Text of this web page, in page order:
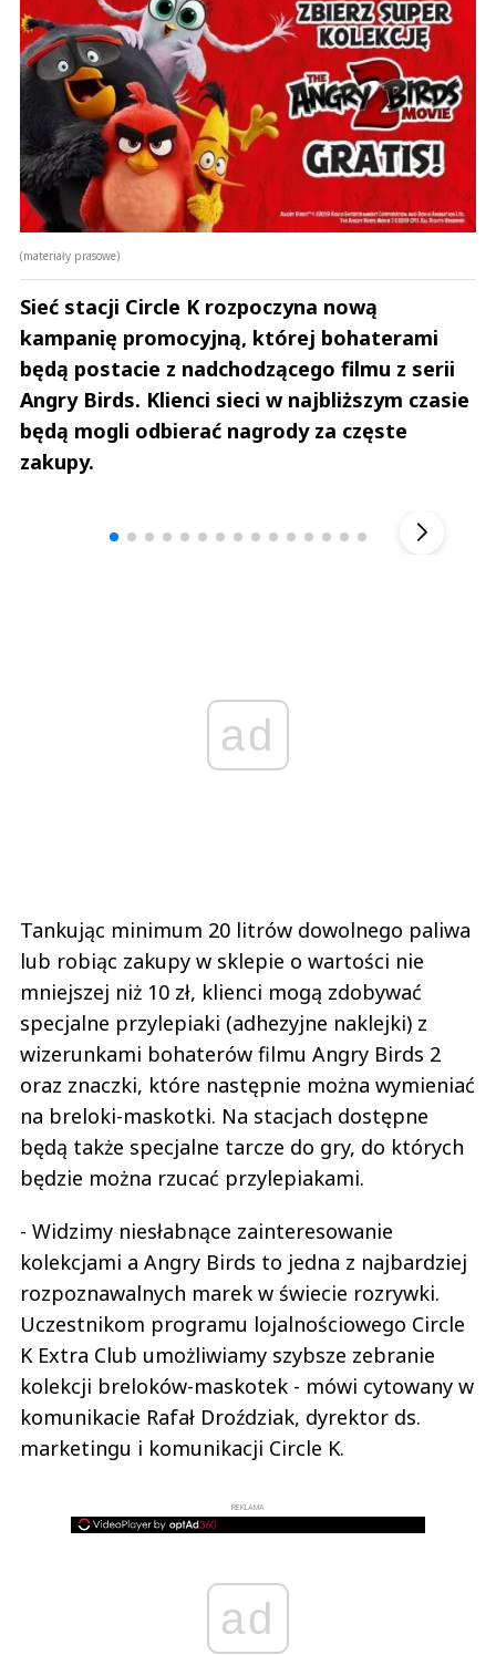
(materiały prasowe)
Sieć stacji Circle K rozpoczyna nową
kampanię promocyjną, której bohaterami
będą postacie z nadchodzącego filmu z serii
Angry Birds. Klienci sieci w najbliższym czasie
będą mogli odbierać nagrody za częste
zakupy.
ad
Tankując minimum 20 litrów dowolnego paliwa
lub robiąc zakupy w sklepie o wartości nie
mniejszej niż 10 zł, klienci mogą zdobywać
specjalne przylepiaki (adhezyjne naklejki) z
wizerunkami bohaterów filmu Angry Birds 2
oraz znaczki, które następnie można wymieniać
na breloki-maskotki. Na stacjach dostępne
będą także specjalne tarcze do gry, do których
będzie można rzucać przylepiakami.
- Widzimy niesłabnące zainteresowanie
kolekcjami a Angry Birds to jedna z najbardziej
rozpoznawalnych marek w świecie rozrywki.
Uczestnikom programu lojalnościowego Circle
K Extra Club umożliwiamy szybsze zebranie
kolekcji breloków-maskotek - mówi cytowany w
komunikacie Rafał Droździak, dyrektor ds.
marketingu i komunikacji Circle K.
REKLAMA
ad